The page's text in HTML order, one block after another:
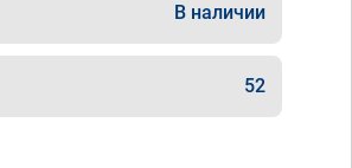
В наличии
52